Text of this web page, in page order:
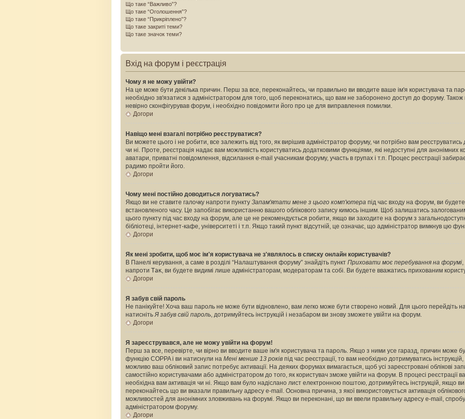
Що таке “Важливо”?
Що таке “Оголошення”?
Що таке “Прикріплено”?
Що таке закриті теми?
Що таке значок теми?
Вхід на форум і реєстрація
Чому я не можу увійти?
На це може бути декілька причин. Перш за все, переконайтесь, чи правильно ви вводите ваше ім'я користувача та
необхідно зв'язатися з адміністратором для того, щоб переконатись, що вам не заборонено доступ до форуму.
невірно сконфігурував форум, і необхідно повідомити його про це для виправлення помилки.
Догори
Навіщо мені взагалі потрібно реєструватися?
Ви можете цього і не робити, все залежить від того, як вирішив адміністратор форуму, чи потрібно вам
чи ні. Проте, реєстрація надає вам можливість користуватись додатковими функціями, які недоступні для анонімних
аватари, приватні повідомлення, відсилання e-mail учасникам форуму, участь в групах і т.п. Процес реєстрації
радимо пройти його.
Догори
Чому мені постійно доводиться логуватись?
Якщо ви не ставите галочку напроти пункту Запам'ятати мене з цього комп'ютера під час входу на форум, ви
встановленого часу. Це запобігає використанню вашого облікового запису кимось іншим. Щоб залишатись
цього пункту під час входу на форум, але це не рекомендується робити, якщо ви заходите на форум з
бібліотеці, інтернет-кафе, університеті і т.п. Якщо такий пункт відсутній, це означає, що адміністратор вимкнув цю
Догори
Як мені зробити, щоб моє ім'я користувача не з'являлось в списку онлайн користувачів?
В Панелі керування, а саме в розділі “Налаштування форуму” знайдіть пункт Приховати моє перебування на форумі
напроти Так, ви будете видимі лише адміністраторам, модераторам та собі. Ви будете вважатись прихованим
Догори
Я забув свій пароль
Не панікуйте! Хоча ваш пароль не може бути відновлено, вам легко може бути створено новий. Для цього перейдіть
натиснітьЯ забув свій пароль, дотримуйтесь інструкцій і незабаром ви знову зможете увійти на форум.
Догори
Я зареєструвався, але не можу увійти на форум!
Перш за все, перевірте, чи вірно ви вводите ваше ім'я користувача та пароль. Якщо з ними усе гаразд, причин може
функцію COPPA і ви натиснули на Мені менше 13 років під час реєстрації, то вам необхідно дотримуватись
можливо ваш обліковий запис потребує активації. На деяких форумах вимагається, щоб усі зареєстровані облікові
самостійно користувачами або адміністратором до того, як користувач зможе увійти на форум. В процесі реєстрації
необхідна вам активація чи ні. Якщо вам було надіслано лист електронною поштою, дотримуйтесь інструкцій, якщо
переконайтесь що ви вказали правильну адресу e-mail. Основна причина, з якої використовується активація
можливостей для анонімних зловживань на форумі. Якщо ви переконані, що ви ввели правильну адресу e-mail,
адміністратором форуму.
Догори